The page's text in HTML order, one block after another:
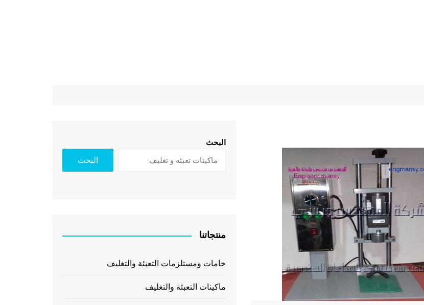
البحث
البحث
منتجاتنا
خامات ومستلزمات التعبئة والتغليف
ماكينات التعبئة والتغليف